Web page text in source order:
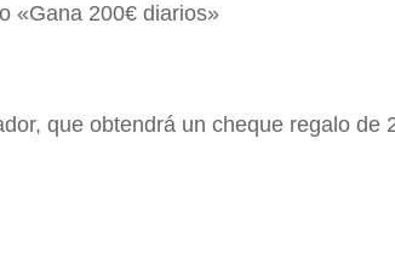
«Gana 200€ diarios»
que obtendrá un cheque regalo de